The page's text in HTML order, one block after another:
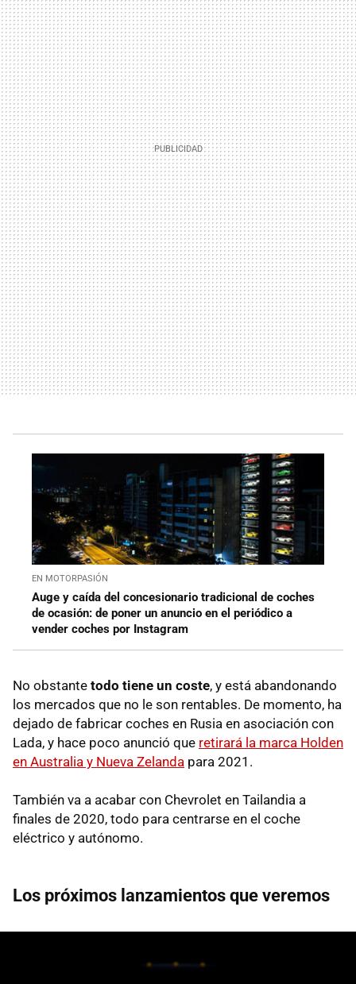
EN MOTORPASIÓN
Auge y caída del concesionario tradicional de coches
de ocasión: de poner un anuncio en el periódico a
vender coches por Instagram
No obstante todo tiene un coste, y está abandonando
los mercados que no le son rentables. De momento, ha
dejado de fabricar coches en Rusia en asociación con
Lada, y hace poco anunció que retirará la marca Holden
en Australia y Nueva Zelanda para 2021.
También va a acabar con Chevrolet en Tailandia a
finales de 2020, todo para centrarse en el coche
eléctrico y autónomo.
Los próximos lanzamientos que veremos